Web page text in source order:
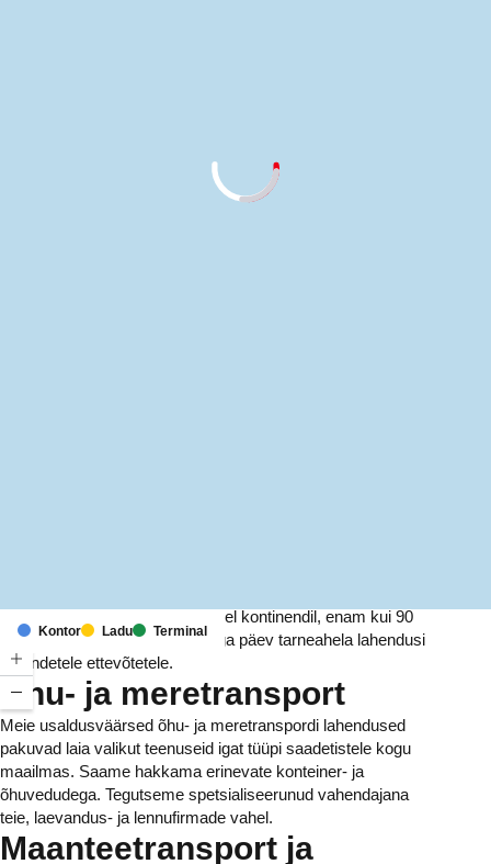
Kontor Ladu Terminal
Meil on kontorid ja rajatised kuuel kontinendil, enam kui 90
riigis. Me pakume ja haldame iga päev tarneahela lahendusi
tuhandetele ettevõtetele.
Õhu- ja meretransport
Meie usaldusväärsed õhu- ja meretranspordi lahendused
pakuvad laia valikut teenuseid igat tüüpi saadetistele kogu
maailmas. Saame hakkama erinevate konteiner- ja
õhuvedudega. Tegutseme spetsialiseerunud vahendajana
teie, laevandus- ja lennufirmade vahel.
Maanteetransport ja